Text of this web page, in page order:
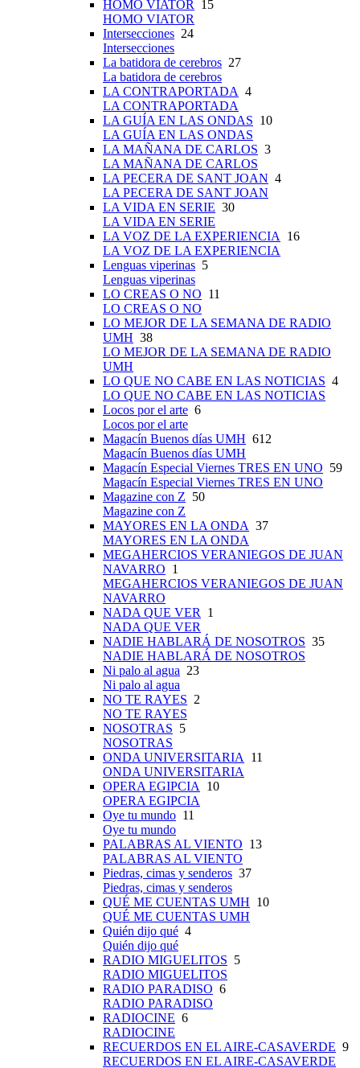
HOMO VIATOR 15
HOMO VIATOR
Intersecciones 24
Intersecciones
La batidora de cerebros 27
La batidora de cerebros
LA CONTRAPORTADA 4
LA CONTRAPORTADA
LA GUÍA EN LAS ONDAS 10
LA GUÍA EN LAS ONDAS
LA MAÑANA DE CARLOS 3
LA MAÑANA DE CARLOS
LA PECERA DE SANT JOAN 4
LA PECERA DE SANT JOAN
LA VIDA EN SERIE 30
LA VIDA EN SERIE
LA VOZ DE LA EXPERIENCIA 16
LA VOZ DE LA EXPERIENCIA
Lenguas viperinas 5
Lenguas viperinas
LO CREAS O NO 11
LO CREAS O NO
LO MEJOR DE LA SEMANA DE RADIO
UMH 38
LO MEJOR DE LA SEMANA DE RADIO
UMH
LO QUE NO CABE EN LAS NOTICIAS 4
LO QUE NO CABE EN LAS NOTICIAS
Locos por el arte 6
Locos por el arte
Magacín Buenos días UMH 612
Magacín Buenos días UMH
Magacín Especial Viernes TRES EN UNO 59
Magacín Especial Viernes TRES EN UNO
Magazine con Z 50
Magazine con Z
MAYORES EN LA ONDA 37
MAYORES EN LA ONDA
MEGAHERCIOS VERANIEGOS DE JUAN
NAVARRO 1
MEGAHERCIOS VERANIEGOS DE JUAN
NAVARRO
NADA QUE VER 1
NADA QUE VER
NADIE HABLARÁ DE NOSOTROS 35
NADIE HABLARÁ DE NOSOTROS
Ni palo al agua 23
Ni palo al agua
NO TE RAYES 2
NO TE RAYES
NOSOTRAS 5
NOSOTRAS
ONDA UNIVERSITARIA 11
ONDA UNIVERSITARIA
OPERA EGIPCIA 10
OPERA EGIPCIA
Oye tu mundo 11
Oye tu mundo
PALABRAS AL VIENTO 13
PALABRAS AL VIENTO
Piedras, cimas y senderos 37
Piedras, cimas y senderos
QUÉ ME CUENTAS UMH 10
QUÉ ME CUENTAS UMH
Quién dijo qué 4
Quién dijo qué
RADIO MIGUELITOS 5
RADIO MIGUELITOS
RADIO PARADISO 6
RADIO PARADISO
RADIOCINE 6
RADIOCINE
RECUERDOS EN EL AIRE-CASAVERDE 9
RECUERDOS EN EL AIRE-CASAVERDE